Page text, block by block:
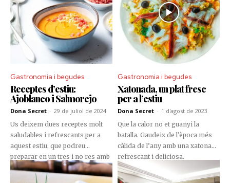
Gastronomia i begudes
Receptes d’estiu:
Ajoblanco i Salmorejo
Dona Secret - 29 de juliol de 2024
Us deixem dues receptes molt
saludables i refrescants per a
aquest estiu, que podreu
preparar en un tres i no res amb
la vostra Thermomix però, si no
la teniu encara, també la podeu
Gastronomia i begudes
Xatonada, un plat fresc
per a l’estiu
Dona Secret - 1 d'agost de 2023
Que la calor no et guanyi la
batalla. Gaudeix de l’època més
càlida de l’any amb una xatonada
refrescant i deliciosa.